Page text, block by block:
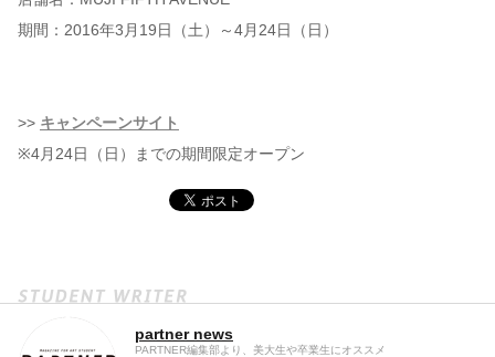
期間：2016年3月19日（土）～4月24日（日）
>> キャンペーンサイト
※4月24日（日）までの期間限定オープン
partner news
PARTNER編集部より、美大生や卒業生にオススメ